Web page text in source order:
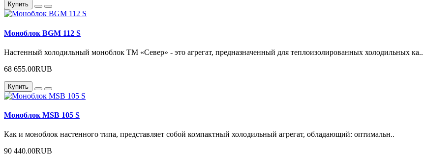
Купить
Моноблок BGM 112 S
Настенный холодильный моноблок ТМ «Север» - это агрегат, предназначенный для теплоизолированных холодильных ка..
68 655.00RUB
Купить
Моноблок MSB 105 S
Как и моноблок настенного типа, представляет собой компактный холодильный агрегат, обладающий: оптимальн..
90 440.00RUB